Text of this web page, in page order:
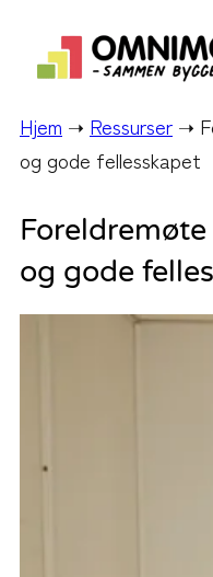
Hjem ➝ Ressurser ➝
og gode fellesskapet
og gode